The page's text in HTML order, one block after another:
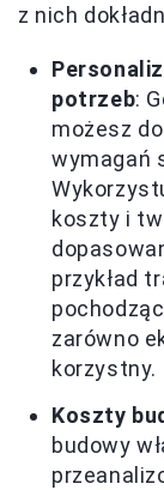
z nich
potrzeb:
możesz
wymagań
koszty i
przykład
zarówno
korzystny.
Koszty
budowy